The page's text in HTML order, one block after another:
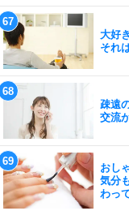
大好
それ
疎遠
交流
おし
気分
わっ